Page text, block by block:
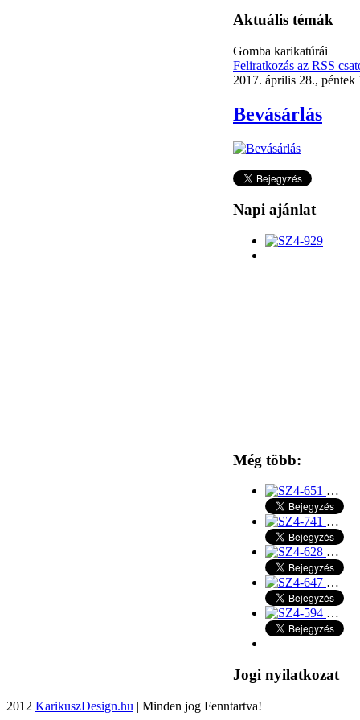
Aktuális témák
Gomba karikatúrái
Feliratkozás az RSS
2017. április 28., péntek
Bevásárlás
Napi ajánlat
Még több:
…
…
…
…
…
Jogi nyilatkozat
2012 KarikuszDesign.hu | Minden jog Fenntartva!